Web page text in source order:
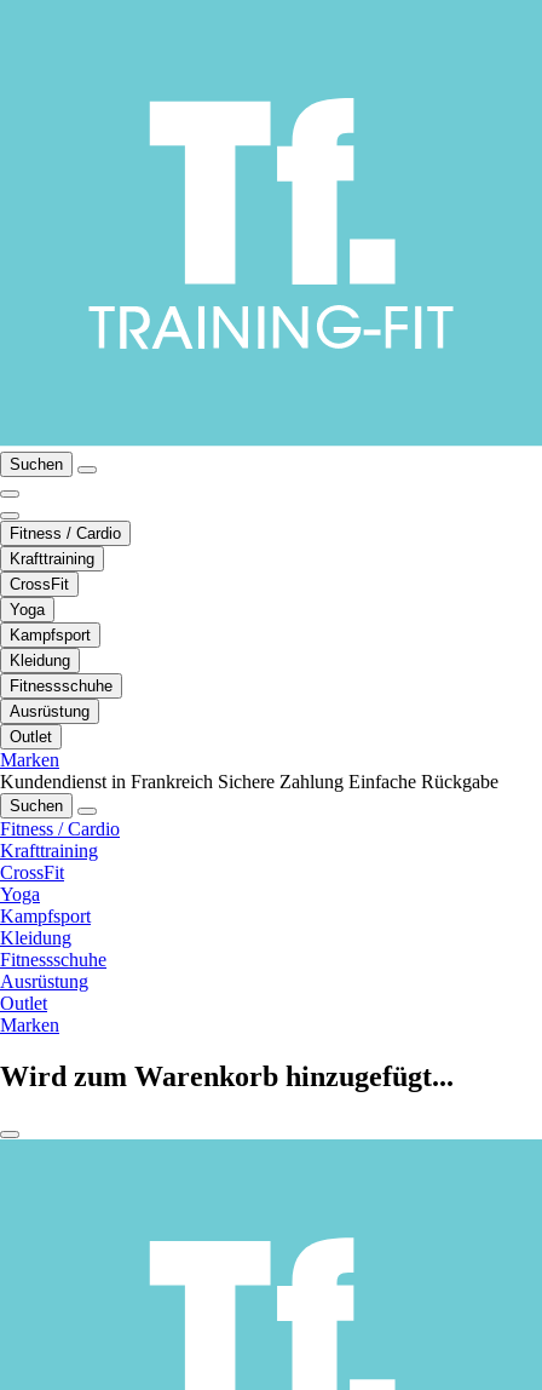
Suchen
Fitness / Cardio
Krafttraining
CrossFit
Yoga
Kampfsport
Kleidung
Fitnessschuhe
Ausrüstung
Outlet
Marken
Kundendienst in Frankreich Sichere Zahlung Einfache Rückgabe
Suchen
Fitness / Cardio
Krafttraining
CrossFit
Yoga
Kampfsport
Kleidung
Fitnessschuhe
Ausrüstung
Outlet
Marken
Wird zum Warenkorb hinzugefügt...